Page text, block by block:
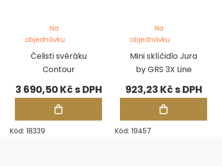
Čelisti svěráku
Contour
Na
objednávku
3 690,50 Kč
Kód: 18339
Mini sklíčidlo Jura
by GRS 3X Line
Na
objednávku
923,23 Kč
Kód: 19457